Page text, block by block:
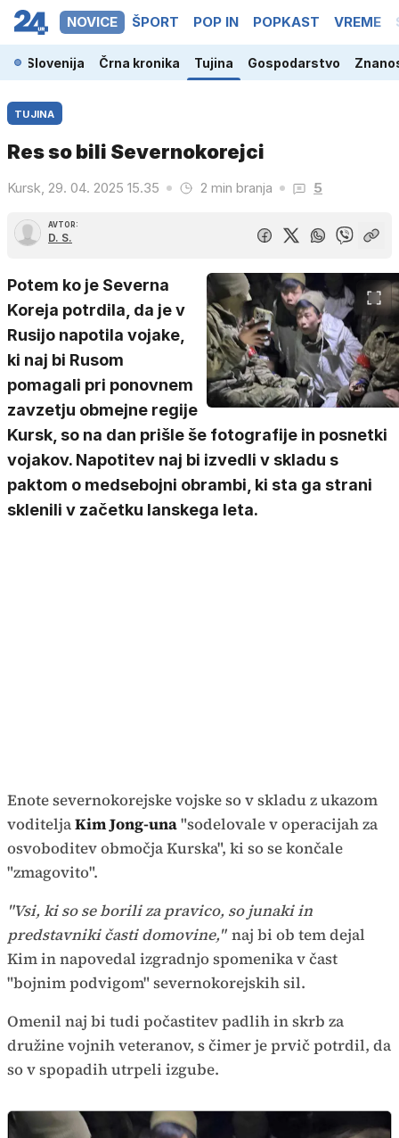
NOVICE ŠPORT POP IN POPKAST VREME
Slovenija Črna kronika Tujina Gospodarstvo
TUJINA
Res so bili Severnokorejci
Kursk, 29. 04. 2025 15.35 2 min branja 5
AVTOR:
D. S.
Potem ko je Severna
Koreja potrdila, da je v
Rusijo napotila vojake,
ki naj bi Rusom
pomagali pri ponovnem
zavzetju obmejne regije
Kursk, so na dan prišle še fotografije in posnetki
vojakov. Napotitev naj bi izvedli v skladu s
paktom o medsebojni obrambi, ki sta ga strani
sklenili v začetku lanskega leta.
Enote severnokorejske vojske so v skladu z ukazom
voditeljaKim Jong-una"sodelovale v operacijah za
osvoboditev območja Kurska", ki so se končale
"zmagovito".
"Vsi, ki so se borili za pravico, so junaki in
predstavniki časti domovine," naj bi ob tem dejal
Kim in napovedal izgradnjo spomenika v čast
"bojnim podvigom" severnokorejskih sil.
Omenil naj bi tudi počastitev padlih in skrb za
družine vojnih veteranov, s čimer je prvič potrdil, da
so v spopadih utrpeli izgube.